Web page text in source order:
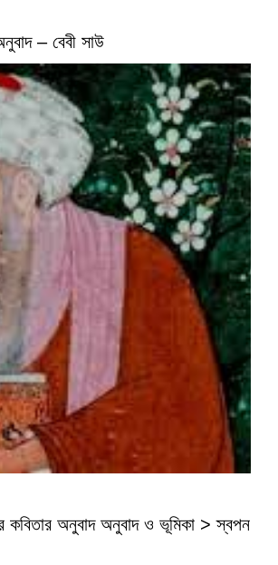
– বেবী সাউ
র কবিতার অনুবাদ অনুবাদ ও ভূমিকা > স্বপন